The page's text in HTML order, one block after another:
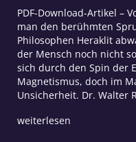
PDF-Download-Artikel –
man den berühmten
Philosophen Heraklit
der Mensch noch nicht
sich durch den Spin der
Magnetismus, doch im
Unsicherheit. Dr. Walter
weiterlesen